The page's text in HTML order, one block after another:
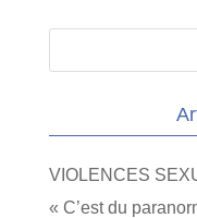
VIOLENCES
« C’est du